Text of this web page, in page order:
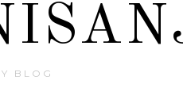
BLOG